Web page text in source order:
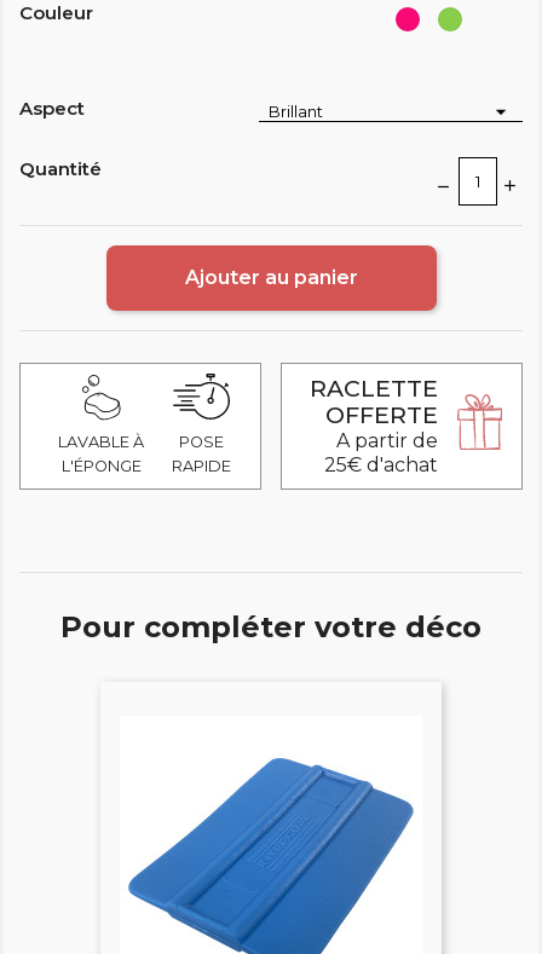
Couleur
RoseVert
Aspect
Quantité
Ajouter au panier
LAVABLE À
L'ÉPONGE
POSE
RAPIDE
RACLETTE
OFFERTE
A partir de
25€ d'achat
Pour compléter votre déco